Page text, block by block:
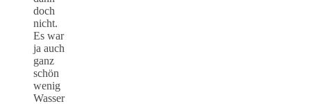
doch
nicht.
Es war
ja auch
ganz
schön
wenig
Wasser